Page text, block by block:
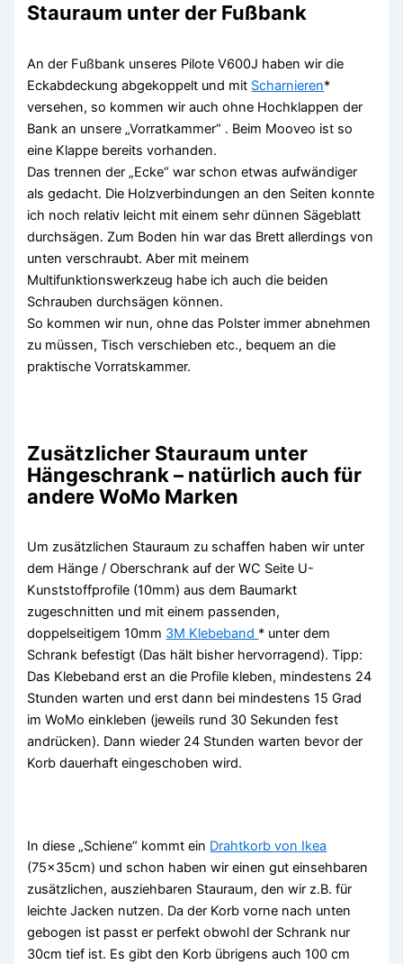
Stauraum unter der Fußbank
An der Fußbank unseres Pilote V600J haben wir die
Eckabdeckung abgekoppelt und mit Scharnieren*
versehen, so kommen wir auch ohne Hochklappen der
Bank an unsere „Vorratkammer“ . Beim Mooveo ist so
eine Klappe bereits vorhanden.
Das trennen der „Ecke“ war schon etwas aufwändiger
als gedacht. Die Holzverbindungen an den Seiten konnte
ich noch relativ leicht mit einem sehr dünnen Sägeblatt
durchsägen. Zum Boden hin war das Brett allerdings von
unten verschraubt. Aber mit meinem
Multifunktionswerkzeug habe ich auch die beiden
Schrauben durchsägen können.
So kommen wir nun, ohne das Polster immer abnehmen
zu müssen, Tisch verschieben etc., bequem an die
praktische Vorratskammer.
Zusätzlicher Stauraum unter
Hängeschrank – natürlich auch für
andere WoMo Marken
Um zusätzlichen Stauraum zu schaffen haben wir unter
dem Hänge / Oberschrank auf der WC Seite U-
Kunststoffprofile (10mm) aus dem Baumarkt
zugeschnitten und mit einem passenden,
doppelseitigem 10mm 3M Klebeband * unter dem
Schrank befestigt (Das hält bisher hervorragend). Tipp:
Das Klebeband erst an die Profile kleben, mindestens 24
Stunden warten und erst dann bei mindestens 15 Grad
im WoMo einkleben (jeweils rund 30 Sekunden fest
andrücken). Dann wieder 24 Stunden warten bevor der
Korb dauerhaft eingeschoben wird.
In diese „Schiene“ kommt ein Drahtkorb von Ikea
(75x35cm) und schon haben wir einen gut einsehbaren
zusätzlichen, ausziehbaren Stauraum, den wir z.B. für
leichte Jacken nutzen. Da der Korb vorne nach unten
gebogen ist passt er perfekt obwohl der Schrank nur
30cm tief ist. Es gibt den Korb übrigens auch 100 cm